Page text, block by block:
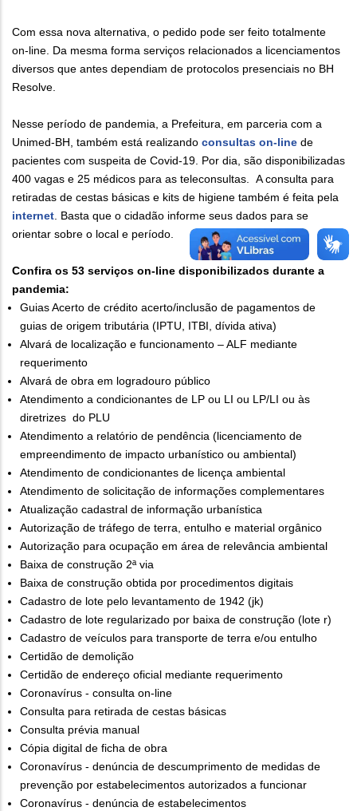
Com essa nova alternativa, o pedido pode ser feito totalmente
on-line. Da mesma forma serviços relacionados a licenciamentos
diversos que antes dependiam de protocolos presenciais no BH
Resolve.
Nesse período de pandemia, a Prefeitura, em parceria com a
Unimed-BH, também está realizando consultas on-line de
pacientes com suspeita de Covid-19. Por dia, são disponibilizadas
400 vagas e 25 médicos para as teleconsultas. A consulta para
retiradas de cestas básicas e kits de higiene também é feita pela
internet. Basta que o cidadão informe seus dados para se
orientar sobre o local e período.
Confira os 53 serviços on-line disponibilizados durante a
pandemia:
Guias Acerto de crédito acerto/inclusão de pagamentos de
guias de origem tributária (IPTU, ITBI, dívida ativa)
Alvará de localização e funcionamento – ALF mediante
requerimento
Alvará de obra em logradouro público
Atendimento a condicionantes de LP ou LI ou LP/LI ou às
diretrizes do PLU
Atendimento a relatório de pendência (licenciamento de
empreendimento de impacto urbanístico ou ambiental)
Atendimento de condicionantes de licença ambiental
Atendimento de solicitação de informações complementares
Atualização cadastral de informação urbanística
Autorização de tráfego de terra, entulho e material orgânico
Autorização para ocupação em área de relevância ambiental
Baixa de construção 2ª via
Baixa de construção obtida por procedimentos digitais
Cadastro de lote pelo levantamento de 1942 (jk)
Cadastro de lote regularizado por baixa de construção (lote r)
Cadastro de veículos para transporte de terra e/ou entulho
Certidão de demolição
Certidão de endereço oficial mediante requerimento
Coronavírus - consulta on-line
Consulta para retirada de cestas básicas
Consulta prévia manual
Cópia digital de ficha de obra
Coronavírus - denúncia de descumprimento de medidas de
prevenção por estabelecimentos autorizados a funcionar
Coronavírus - denúncia de estabelecimentos